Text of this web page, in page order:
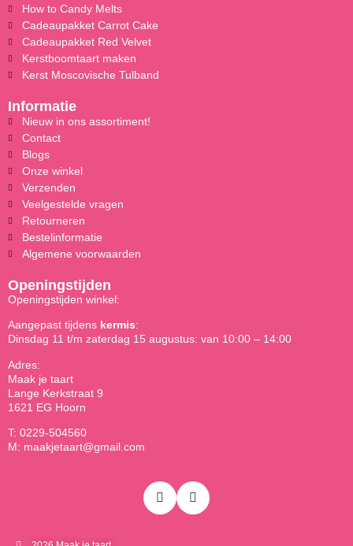
How to Candy Melts
Cadeaupakket Carrot Cake
Cadeaupakket Red Velvet
Kerstboomtaart maken
Kerst Moscovische Tulband
Informatie
Nieuw in ons assortiment!
Contact
Blogs
Onze winkel
Verzenden
Veelgestelde vragen
Retourneren
Bestelinformatie
Algemene voorwaarden
Openingstijden
Openingstijden winkel:
Aangepast tijdens kermis:
Dinsdag 11 t/m zaterdag 15 augustus: van 10:00 – 14:00
Adres:
Maak je taart
Lange Kerkstraat 9
1621 EG Hoorn
T: 0229-504560
M: maakjetaart@gmail.com